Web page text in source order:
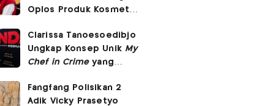
Oplos Produk Kosmetik
Clarissa Tanoesoedibjo
Ungkap Konsep Unik My
Chef in Crimeyang
Lain
Fangfang Polisikan 2
Adik Vicky Prasetyo